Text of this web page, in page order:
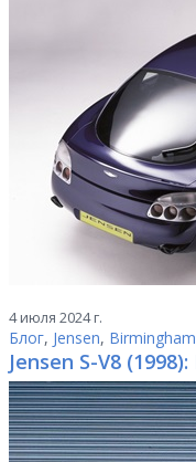
4 июля 2024 г.
Блог, Jensen,
Jensen S-V8